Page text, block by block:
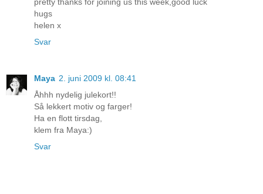
hugs
helen x
Svar
Maya 2. juni 2009 kl. 08:41
Åhhh nydelig julekort!!
Så lekkert motiv og farger!
Ha en flott tirsdag,
klem fra Maya:)
Svar